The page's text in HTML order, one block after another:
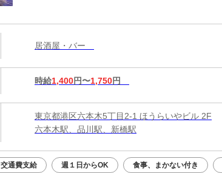
居酒屋・バー
時給1,400円〜1,750円
東京都港区六本木5丁目2-1 ほうらいやビル 2F
六本木駅、品川駅、新橋駅
交通費支給 週１日からOK 食事、まかない付き